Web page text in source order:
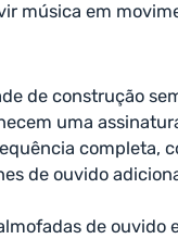
música em
de construção
uma
completa,
de ouvido
de ouvido